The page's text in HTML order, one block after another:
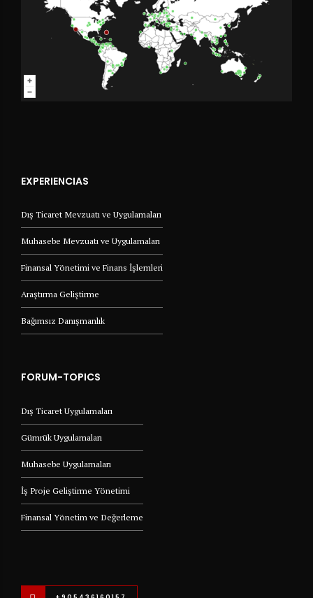
EXPERIENCIAS
Dış Ticaret Mevzuatı ve Uygulamaları
Muhasebe Mevzuatı ve Uygulamaları
Finansal Yönetimi ve Finans İşlemleri
Araştırma Geliştirme
Bağımsız Danışmanlık
FORUM-TOPICS
Dış Ticaret Uygulamaları
Gümrük Uygulamaları
Muhasebe Uygulamaları
İş Proje Geliştirme Yönetimi
Finansal Yönetim ve Değerleme